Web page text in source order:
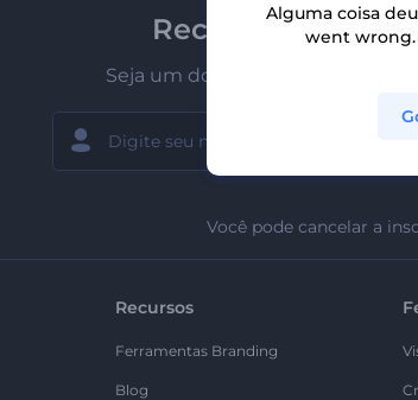
Receba a
Seja um dos primeiros a
Você pode cancelar a
Recursos
Ferramentas Branding
Blog
Alguma coisa
went